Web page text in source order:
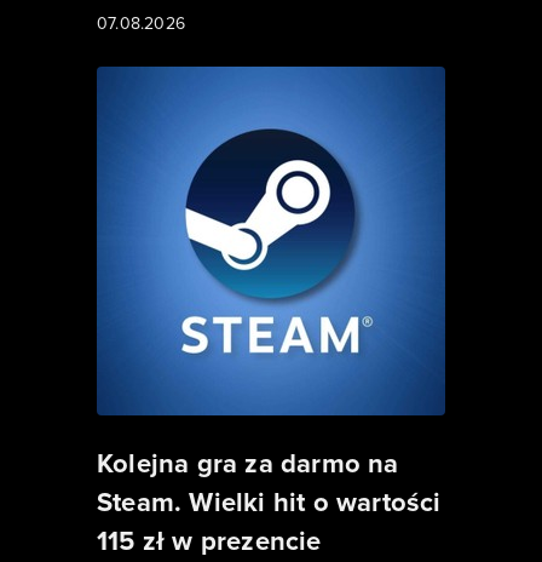
07.08.2026
Kolejna gra za darmo na
Steam. Wielki hit o wartości
115 zł w prezencie